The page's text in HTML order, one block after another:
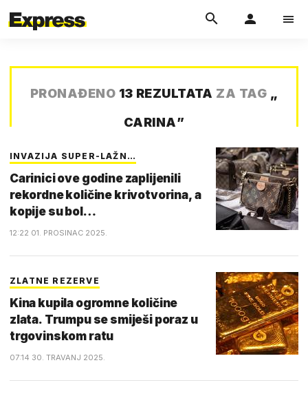
PRONAĐENO 13 REZULTATA ZA TAG „
CARINA”
INVAZIJA SUPER-LAŽN…
Carinici ove godine zaplijenili
rekordne količine krivotvorina, a
kopije su bol…
12:22 01. PROSINAC 2025.
ZLATNE REZERVE
Kina kupila ogromne količine
zlata. Trumpu se smiješi poraz u
trgovinskom ratu
07:14 30. TRAVANJ 2025.